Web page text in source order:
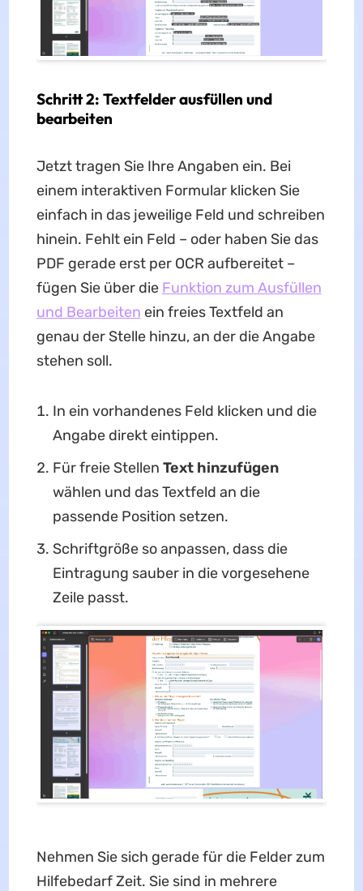
Schritt 2: Textfelder ausfüllen und
bearbeiten
Jetzt tragen Sie Ihre Angaben ein. Bei
einem interaktiven Formular klicken Sie
einfach in das jeweilige Feld und schreiben
hinein. Fehlt ein Feld – oder haben Sie das
PDF gerade erst per OCR aufbereitet –
fügen Sie über die Funktion zum Ausfüllen
und Bearbeiten ein freies Textfeld an
genau der Stelle hinzu, an der die Angabe
stehen soll.
In ein vorhandenes Feld klicken und die
Angabe direkt eintippen.
Für freie Stellen Text hinzufügen
wählen und das Textfeld an die
passende Position setzen.
Schriftgröße so anpassen, dass die
Eintragung sauber in die vorgesehene
Zeile passt.
Nehmen Sie sich gerade für die Felder zum
Hilfebedarf Zeit. Sie sind in mehrere